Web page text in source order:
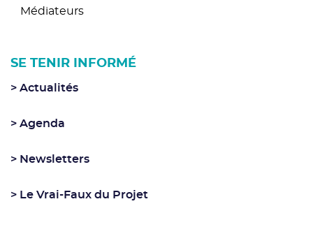
Médiateurs
SE TENIR INFORMÉ
Actualités
Agenda
Newsletters
Le Vrai-Faux du Projet